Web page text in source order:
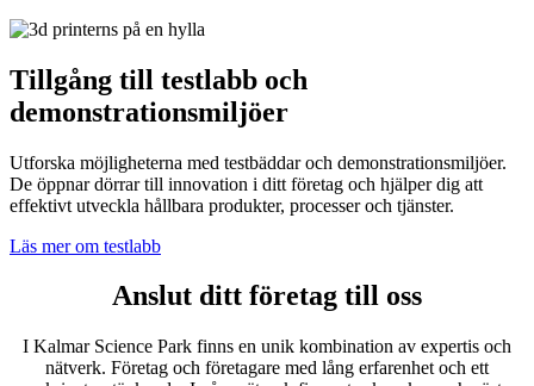
Tillgång till testlabb och
demonstrationsmiljöer
Utforska möjligheterna med testbäddar och demonstrationsmiljöer.
De öppnar dörrar till innovation i ditt företag och hjälper dig att
effektivt utveckla hållbara produkter, processer och tjänster.
Läs mer om testlabb
Anslut ditt företag till oss
I Kalmar Science Park finns en unik kombination av expertis och
nätverk. Företag och företagare med lång erfarenhet och ett